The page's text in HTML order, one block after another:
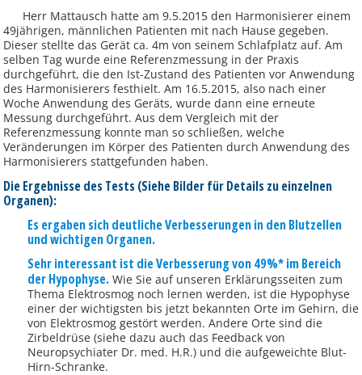
Herr Mattausch hatte am 9.5.2015 den Harmonisierer einem
49jährigen, männlichen Patienten mit nach Hause gegeben.
Dieser stellte das Gerät ca. 4m von seinem Schlafplatz auf. Am
selben Tag wurde eine Referenzmessung in der Praxis
durchgeführt, die den Ist-Zustand des Patienten vor Anwendung
des Harmonisierers festhielt. Am 16.5.2015, also nach einer
Woche Anwendung des Geräts, wurde dann eine erneute
Messung durchgeführt. Aus dem Vergleich mit der
Referenzmessung konnte man so schließen, welche
Veränderungen im Körper des Patienten durch Anwendung des
Harmonisierers stattgefunden haben.
Die Ergebnisse des Tests (Siehe Bilder für Details zu einzelnen
Organen):
Es ergaben sich deutliche Verbesserungen in den Blutzellen
und wichtigen Organen.
Sehr interessant ist die Verbesserung von 49%* im Bereich
der Hypophyse. Wie Sie auf unseren Erklärungsseiten zum
Thema Elektrosmog noch lernen werden, ist die Hypophyse
einer der wichtigsten bis jetzt bekannten Orte im Gehirn, die
von Elektrosmog gestört werden. Andere Orte sind die
Zirbeldrüse (siehe dazu auch das Feedback von
Neuropsychiater Dr. med. H.R.) und die aufgeweichte Blut-
Hirn-Schranke.